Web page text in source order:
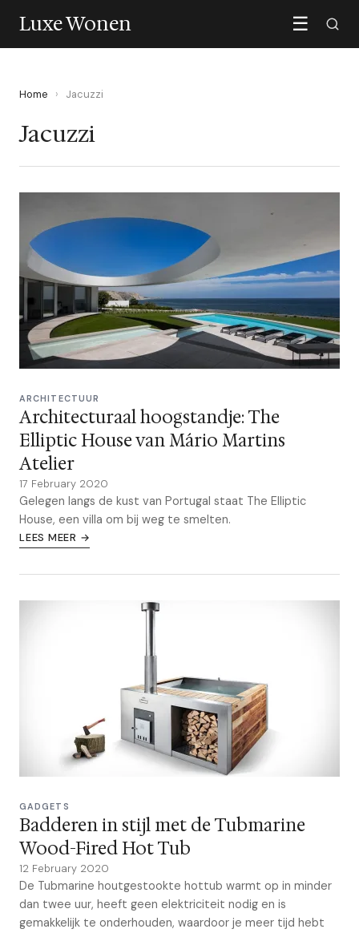
Luxe Wonen ☰
Home › Jacuzzi
Jacuzzi
ARCHITECTUUR
Architecturaal hoogstandje: The
Elliptic House van Mário Martins
Atelier
17 February 2020
Gelegen langs de kust van Portugal staat The Elliptic
House, een villa om bij weg te smelten.
LEES MEER →
GADGETS
Badderen in stijl met de Tubmarine
Wood-Fired Hot Tub
12 February 2020
De Tubmarine houtgestookte hottub warmt op in minder
dan twee uur, heeft geen elektriciteit nodig en is
gemakkelijk te onderhouden, waardoor je meer tijd hebt